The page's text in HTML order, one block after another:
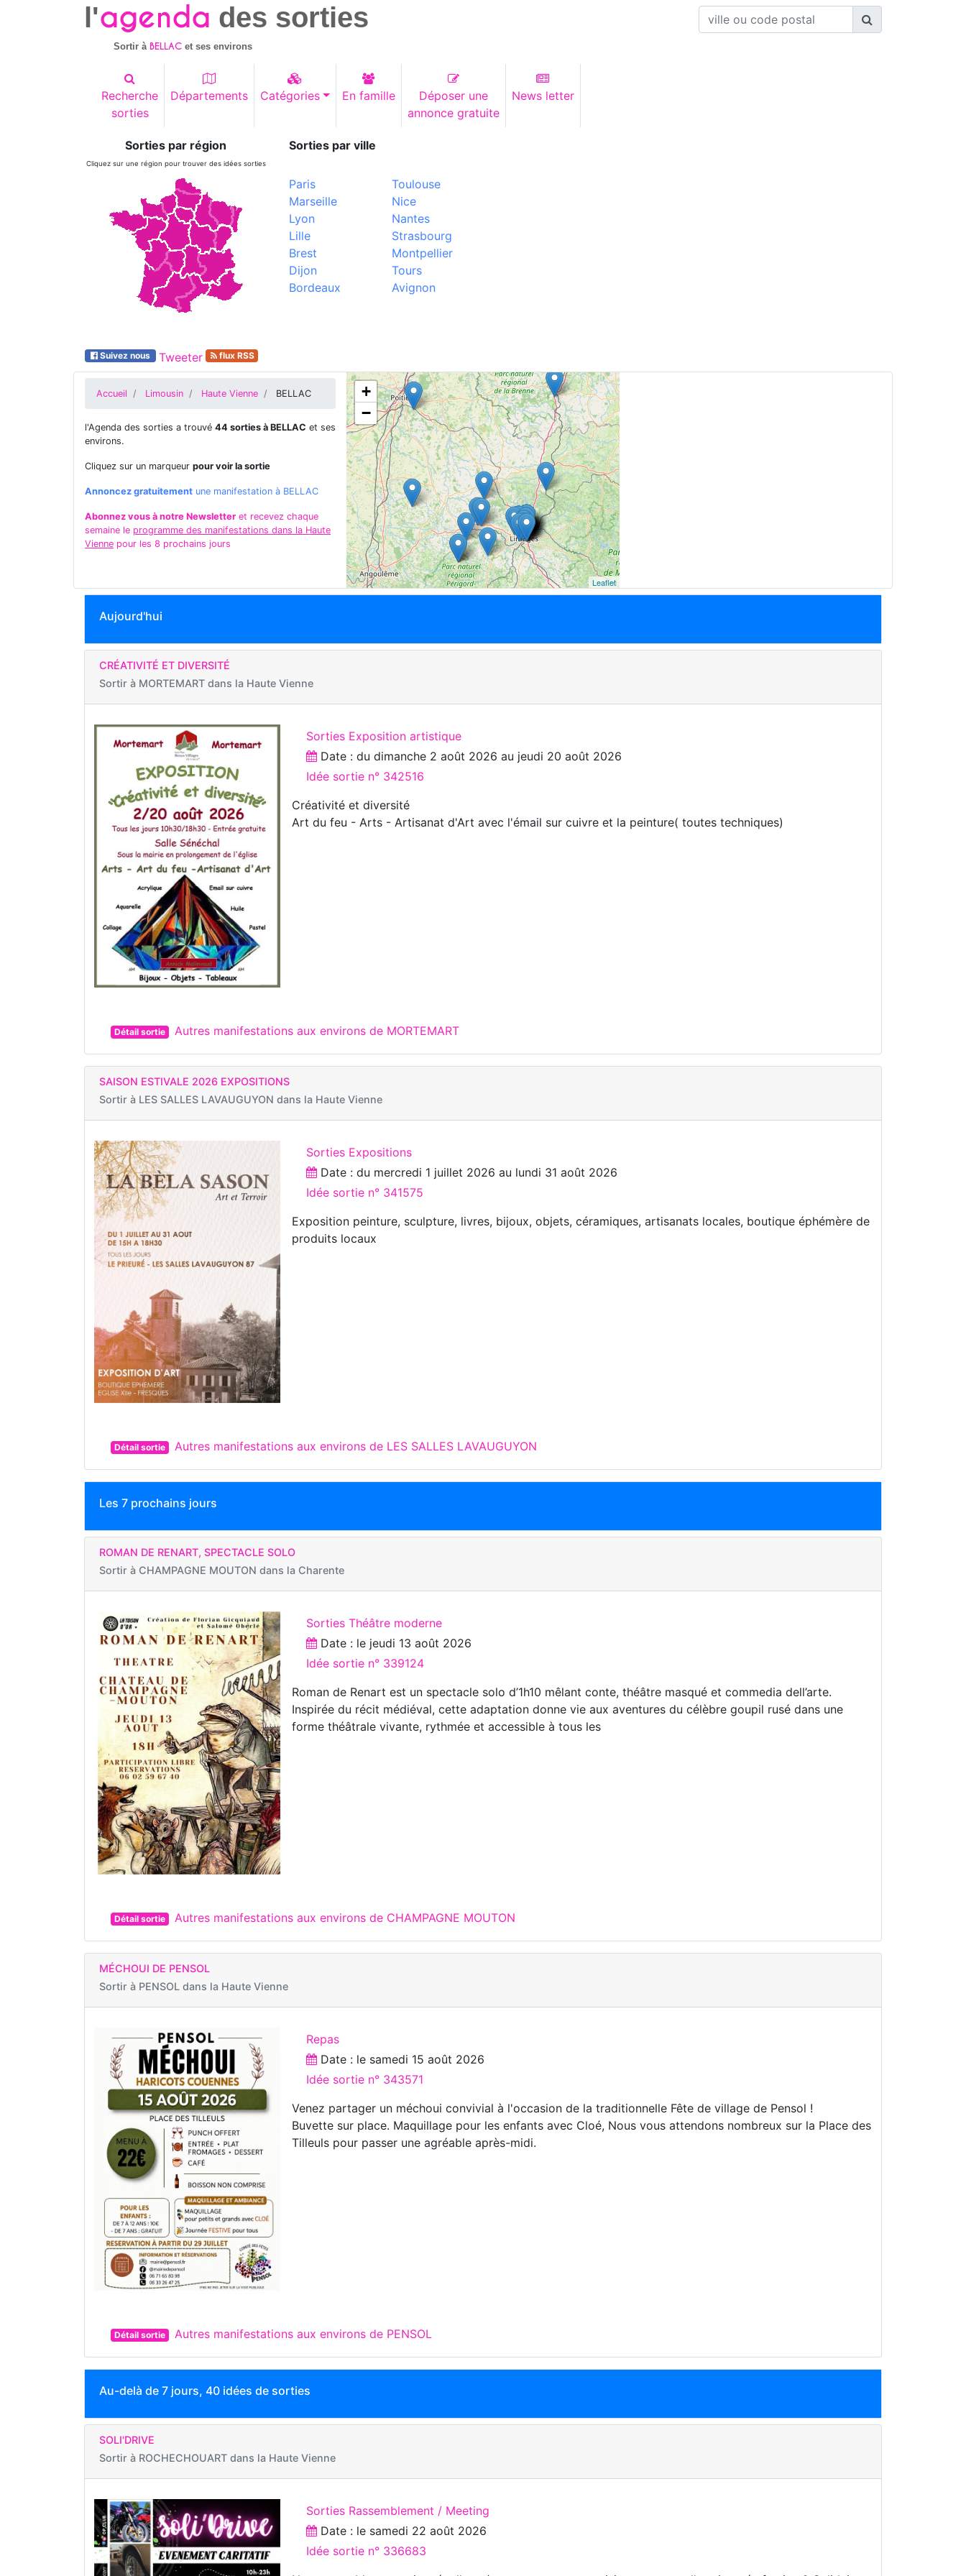
l'agenda des sorties
Sortir à BELLAC et ses environs
Recherche
sorties
Départements Catégories En famille
Déposer une
annonce gratuite
News letter
Sorties par région
Cliquez sur une région pour trouver des idées sorties
Sorties par ville
Paris
Marseille
Lyon
Lille
Brest
Dijon
Bordeaux
Toulouse
Nice
Nantes
Strasbourg
Montpellier
Tours
Avignon
Suivez nous Tweeter flux RSS
Accueil Limousin Haute Vienne BELLAC
l'Agenda des sorties a trouvé 44 sorties à BELLAC et ses
environs.
Cliquez sur un marqueur pour voir la sortie
Annoncez gratuitement une manifestation à BELLAC
Abonnez vous à notre Newsletter et recevez chaque
semaine le programme des manifestations dans la Haute
Vienne pour les 8 prochains jours
+
−
Leaflet
Aujourd'hui
CRÉATIVITÉ ET DIVERSITÉ
Sortir à MORTEMART dans la Haute Vienne
Sorties Exposition artistique
Date : du dimanche 2 août 2026 au jeudi 20 août 2026
Idée sortie n° 342516
Créativité et diversité
Art du feu - Arts - Artisanat d'Art avec l'émail sur cuivre et la peinture( toutes techniques)
Détail sortie Autres manifestations aux environs de MORTEMART
SAISON ESTIVALE 2026 EXPOSITIONS
Sortir à LES SALLES LAVAUGUYON dans la Haute Vienne
Sorties Expositions
Date : du mercredi 1 juillet 2026 au lundi 31 août 2026
Idée sortie n° 341575
Exposition peinture, sculpture, livres, bijoux, objets, céramiques, artisanats locales, boutique éphémère de
produits locaux
Détail sortie Autres manifestations aux environs de LES SALLES LAVAUGUYON
Les 7 prochains jours
ROMAN DE RENART, SPECTACLE SOLO
Sortir à CHAMPAGNE MOUTON dans la Charente
Sorties Théâtre moderne
Date : le jeudi 13 août 2026
Idée sortie n° 339124
Roman de Renart est un spectacle solo d’1h10 mêlant conte, théâtre masqué et commedia dell’arte.
Inspirée du récit médiéval, cette adaptation donne vie aux aventures du célèbre goupil rusé dans une
forme théâtrale vivante, rythmée et accessible à tous les
Détail sortie Autres manifestations aux environs de CHAMPAGNE MOUTON
MÉCHOUI DE PENSOL
Sortir à PENSOL dans la Haute Vienne
Repas
Date : le samedi 15 août 2026
Idée sortie n° 343571
Venez partager un méchoui convivial à l'occasion de la traditionnelle Fête de village de Pensol !
Buvette sur place. Maquillage pour les enfants avec Cloé, Nous vous attendons nombreux sur la Place des
Tilleuls pour passer une agréable après-midi.
Détail sortie Autres manifestations aux environs de PENSOL
Au-delà de 7 jours, 40 idées de sorties
SOLI'DRIVE
Sortir à ROCHECHOUART dans la Haute Vienne
Sorties Rassemblement / Meeting
Date : le samedi 22 août 2026
Idée sortie n° 336683